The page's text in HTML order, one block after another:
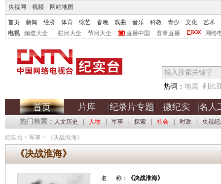
央视网 视频 网站地图
首页 新闻 经济 体育 综艺 春晚 戏曲 音乐 科教 青少 文化
艺术
电视
频道大全 栏目大全 节目大全 直播中国 赛事直播 网络
热词： 地震 利比
首页 片库 纪录片专题 微纪实 名人
热门检索： 人文历史 人物 军事 探索 社会 时政 央视
纪实台 > 军事 > 《决战淮海》
《决战淮海》
名 称：
《决战淮海》